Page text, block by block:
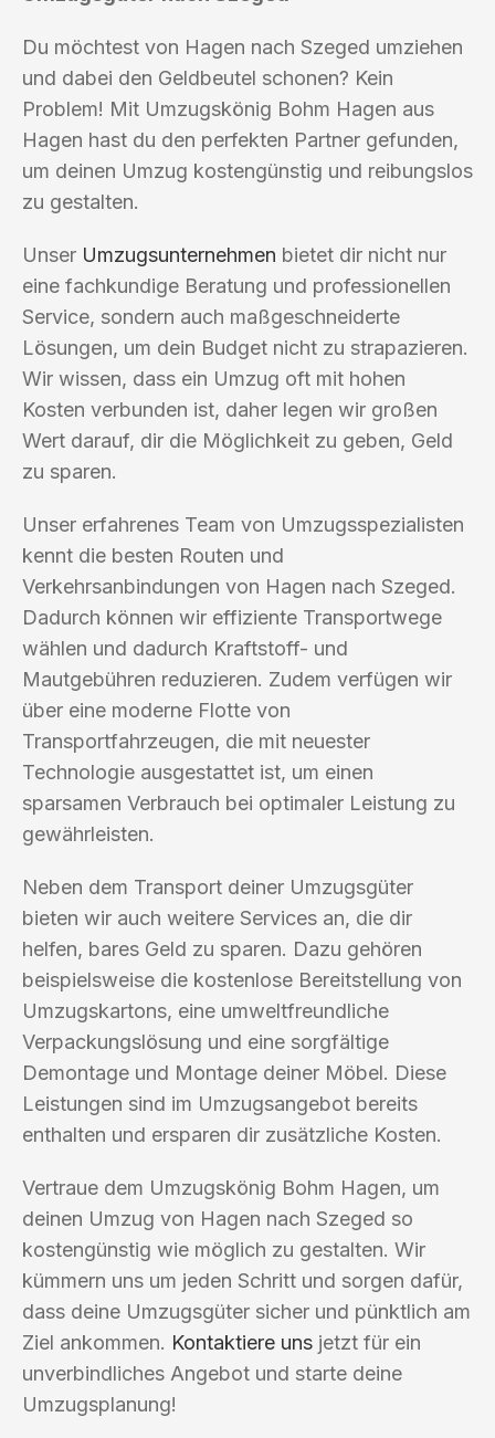
Du möchtest von Hagen nach Szeged umziehen
und dabei den Geldbeutel schonen? Kein
Problem! Mit Umzugskönig Bohm Hagen aus
Hagen hast du den perfekten Partner gefunden,
um deinen Umzug kostengünstig und reibungslos
zu gestalten.
Unser Umzugsunternehmen bietet dir nicht nur
eine fachkundige Beratung und professionellen
Service, sondern auch maßgeschneiderte
Lösungen, um dein Budget nicht zu strapazieren.
Wir wissen, dass ein Umzug oft mit hohen
Kosten verbunden ist, daher legen wir großen
Wert darauf, dir die Möglichkeit zu geben, Geld
zu sparen.
Unser erfahrenes Team von Umzugsspezialisten
kennt die besten Routen und
Verkehrsanbindungen von Hagen nach Szeged.
Dadurch können wir effiziente Transportwege
wählen und dadurch Kraftstoff- und
Mautgebühren reduzieren. Zudem verfügen wir
über eine moderne Flotte von
Transportfahrzeugen, die mit neuester
Technologie ausgestattet ist, um einen
sparsamen Verbrauch bei optimaler Leistung zu
gewährleisten.
Neben dem Transport deiner Umzugsgüter
bieten wir auch weitere Services an, die dir
helfen, bares Geld zu sparen. Dazu gehören
beispielsweise die kostenlose Bereitstellung von
Umzugskartons, eine umweltfreundliche
Verpackungslösung und eine sorgfältige
Demontage und Montage deiner Möbel. Diese
Leistungen sind im Umzugsangebot bereits
enthalten und ersparen dir zusätzliche Kosten.
Vertraue dem Umzugskönig Bohm Hagen, um
deinen Umzug von Hagen nach Szeged so
kostengünstig wie möglich zu gestalten. Wir
kümmern uns um jeden Schritt und sorgen dafür,
dass deine Umzugsgüter sicher und pünktlich am
Ziel ankommen. Kontaktiere uns jetzt für ein
unverbindliches Angebot und starte deine
Umzugsplanung!